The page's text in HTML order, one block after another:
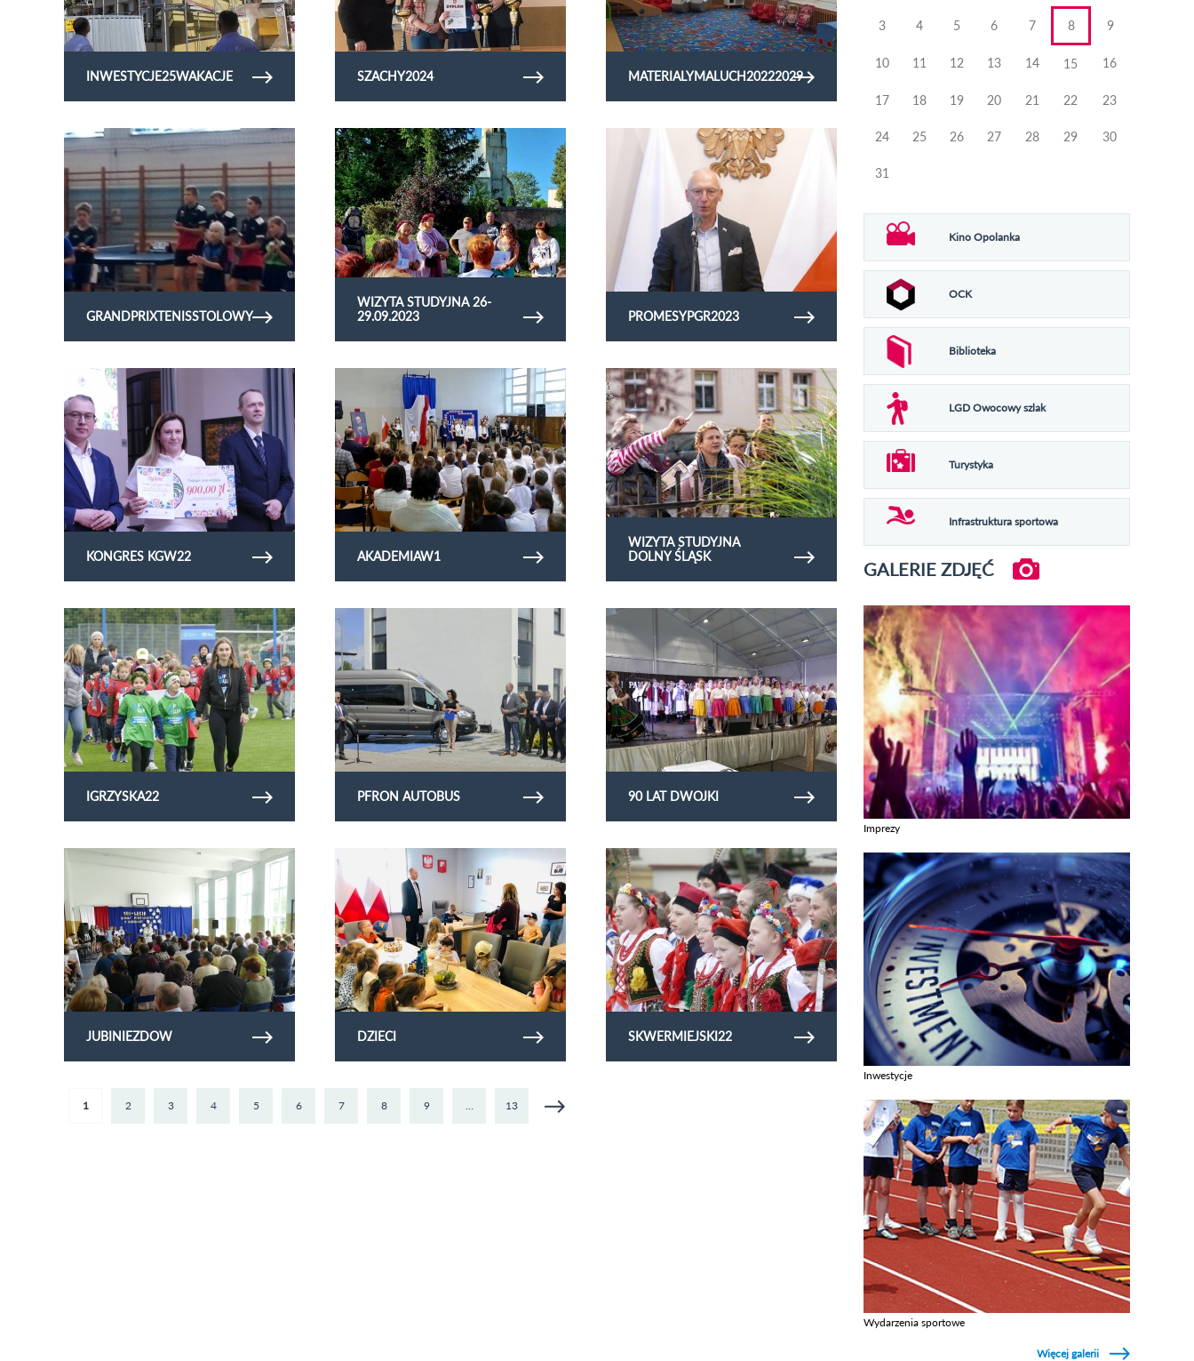
INWESTYCJE25WAKACJE SZACHY2024 MATERIALYMALUCH20222029
GRANDPRIXTENISSTOLOWY
Obejrzyj galerię zdjęć GrandPrixtenisstolowy
WIZYTA STUDYJNA 26-
29.09.2023
Obejrzyj galerię zdjęć Wizyta studyjna 26-
29.09.2023
PROMESYPGR2023
Obejrzyj galerię zdjęć promesypgr2023
KONGRES KGW22
Obejrzyj galerię zdjęć kongres kgw22
AKADEMIAW1
Obejrzyj galerię zdjęć akademiaw1
WIZYTA STUDYJNA
DOLNY ŚLĄSK
Obejrzyj galerię zdjęć Wizyta studyjna Dolny
Śląsk
IGRZYSKA22
Obejrzyj galerię zdjęć igrzyska22
PFRON AUTOBUS
Obejrzyj galerię zdjęć PFRON AUTOBUS
90 LAT DWOJKI
Obejrzyj galerię zdjęć 90 lat Dwojki
JUBINIEZDOW
Obejrzyj galerię zdjęć jubiniezdow
DZIECI
Obejrzyj galerię zdjęć dzieci
SKWERMIEJSKI22
Obejrzyj galerię zdjęć skwermiejski22
1 2 3 4 5 6 7 8 9 … 13
3 4 5 6 7 8 9
10 11 12 13 14 15 16
17 18 19 20 21 22 23
24 25 26 27 28 29 30
31
Kino Opolanka
OCK
Biblioteka
LGD Owocowy szlak
Turystyka
Infrastruktura sportowa
GALERIE ZDJĘĆ
Imprezy
Inwestycje
Wydarzenia sportowe
Więcej galerii